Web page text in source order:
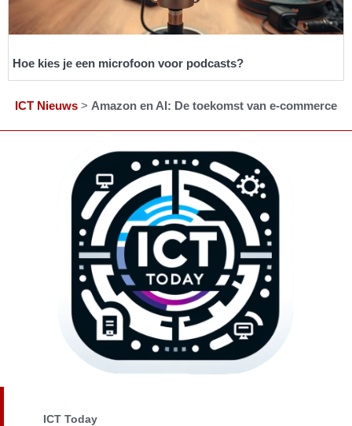
Hoe kies je een microfoon voor podcasts?
ICT Nieuws > Amazon en AI: De toekomst van e-commerce
ICT Today